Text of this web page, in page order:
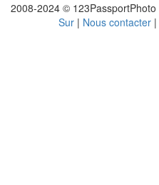
2008-2024 © 123PassportPhoto
Sur | Nous contacter |